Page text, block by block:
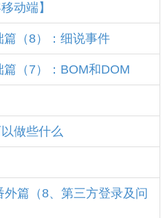
动端】
（8）：细说事件
（7）：BOM和DOM
做些什么
篇（8、第三方登录及问